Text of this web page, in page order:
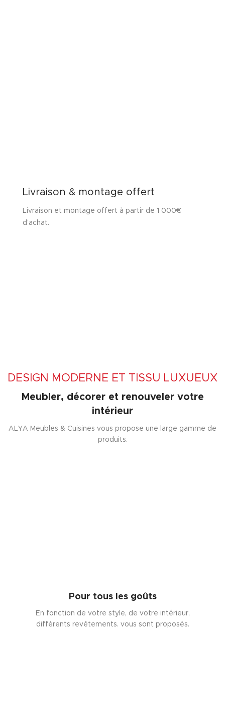
Livraison & montage offert
Livraison et montage offert à partir de 1 000€
d’achat.
DESIGN MODERNE ET TISSU LUXUEUX
Meubler, décorer et renouveler votre
intérieur
ALYA Meubles & Cuisines vous propose une large gamme de
produits.
Pour tous les goûts
En fonction de votre style, de votre intérieur,
différents revêtements. vous sont proposés.